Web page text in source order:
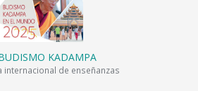
KADAMPA
internacional de enseñanzas